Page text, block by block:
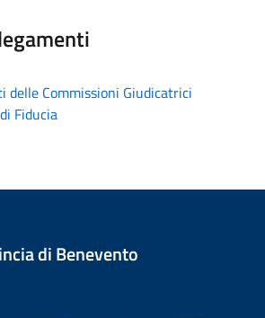
delle Commissioni Giudicatrici
Fiducia
di Benevento